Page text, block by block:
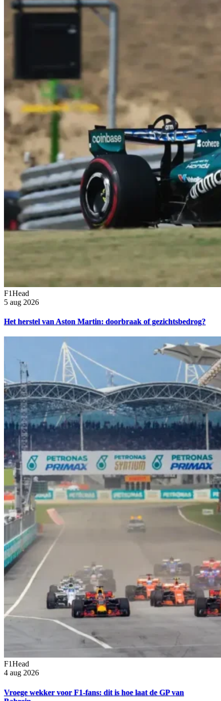
F1Head
5 aug 2026
Het herstel van Aston Martin: doorbraak of gezichtsbedrog?
F1Head
4 aug 2026
Vroege wekker voor F1-fans: dit is hoe laat de GP van